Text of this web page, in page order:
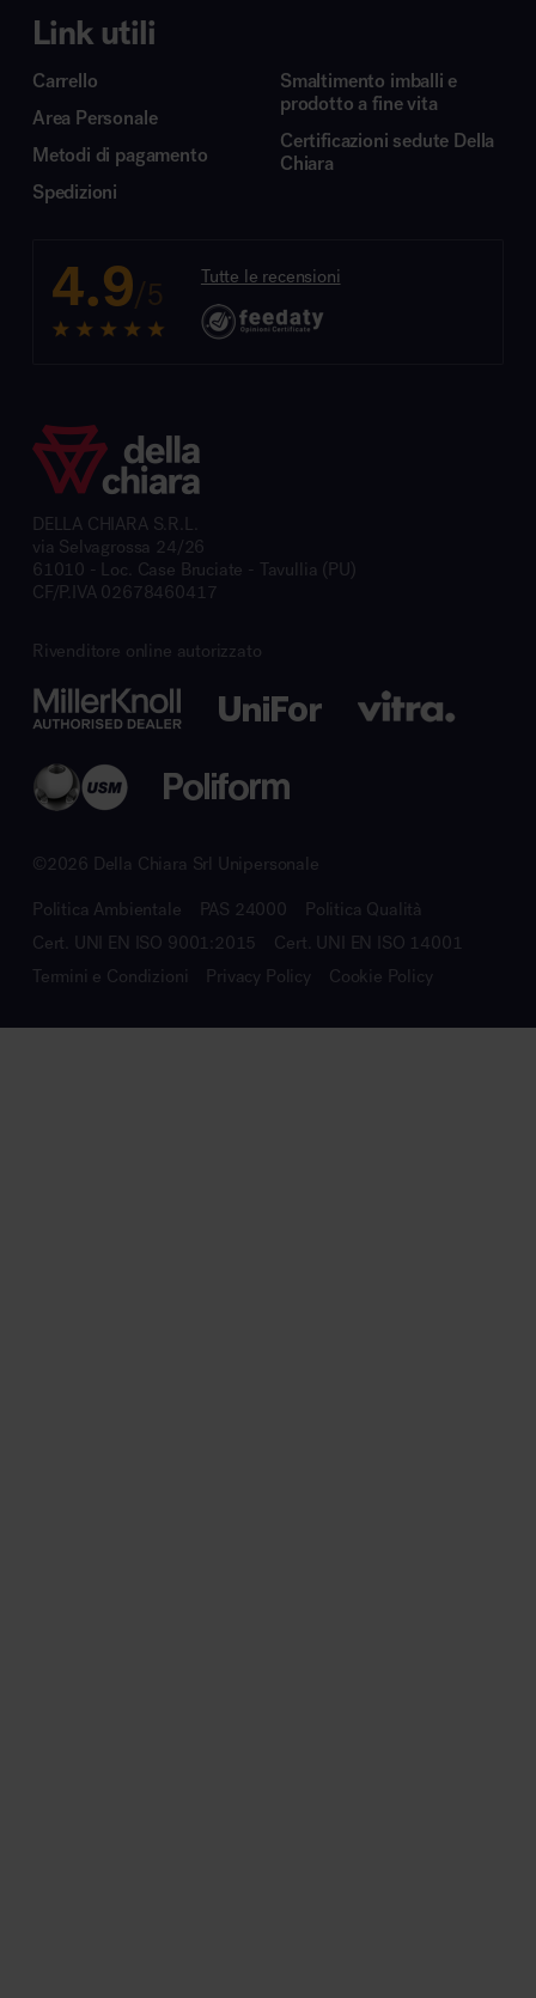
Link utili
Carrello
Area Personale
Metodi di pagamento
Spedizioni
Smaltimento imballi e
prodotto a fine vita
Certificazioni sedute Della
Chiara
4.9/5 Tutte le recensioni
DELLA CHIARA S.R.L.
via Selvagrossa 24/26
61010 - Loc. Case Bruciate - Tavullia (PU)
CF/P.IVA 02678460417
Rivenditore online autorizzato
©2026 Della Chiara Srl Unipersonale
Politica Ambientale PAS 24000
Politica Qualità
Cert. UNI EN ISO 9001:2015
Cert. UNI EN ISO 14001
Termini e Condizioni
Privacy Policy Cookie Policy